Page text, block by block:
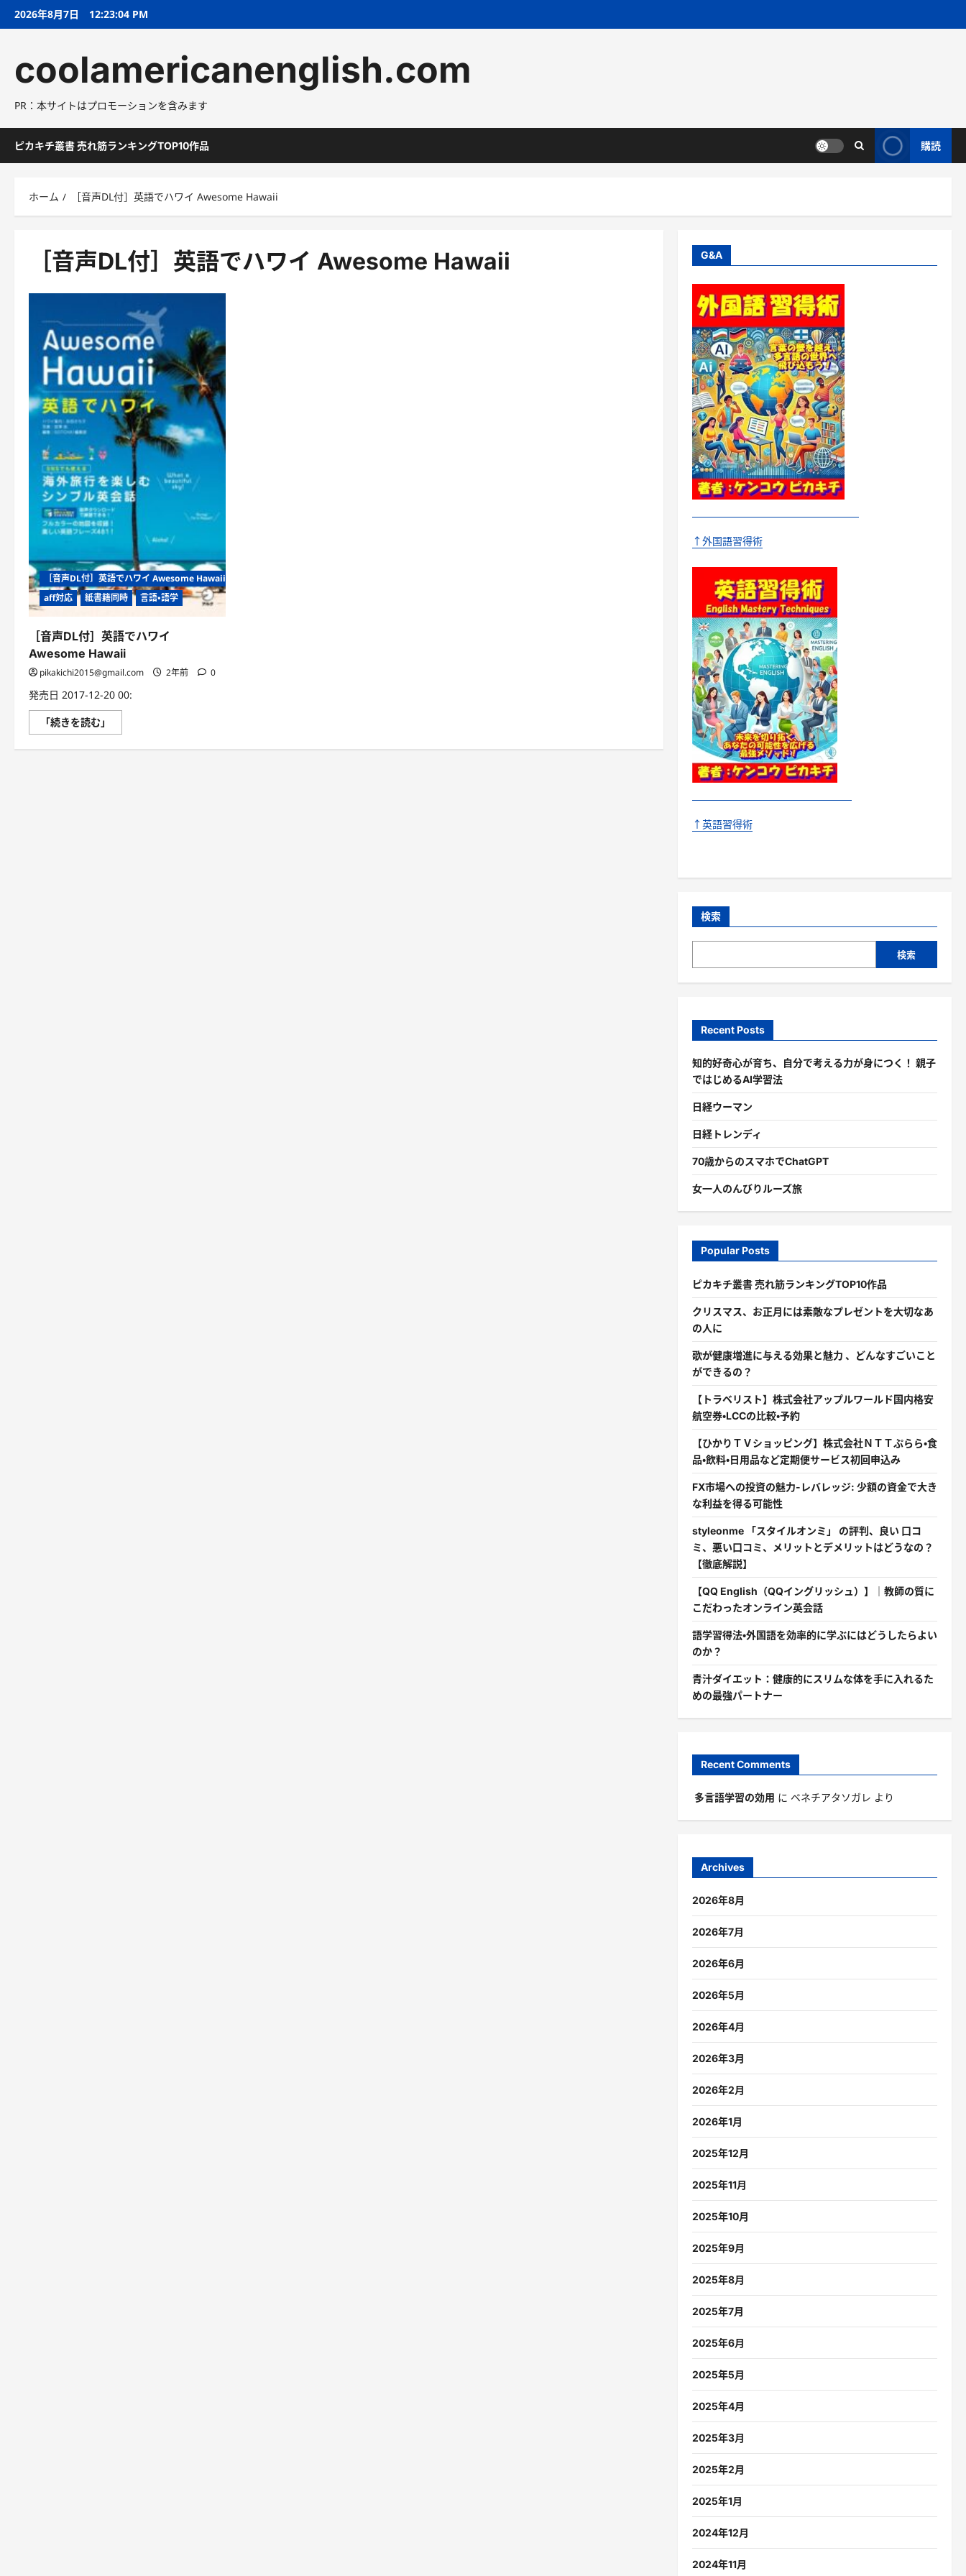
2026年8月7日 12:23:05 PM
coolamericanenglish.com
PR：本サイトはプロモーションを含みます
ピカキチ叢書 売れ筋ランキングTOP10作品 購読
ホーム ［音声DL付］英語でハワイ Awesome Hawaii
［音声DL付］英語でハワイ Awesome Hawaii
［音声DL付］英語でハワイ Awesome Hawaii
aff対応
紙書籍同時 言語・語学
［音声DL付］英語でハワイ
Awesome Hawaii
pikakichi2015@gmail.com 2年前 0
発売日 2017-12-20 00:
「続きを読む」
声
付］
G&A
↑外国語習得術
↑英語習得術
検索
検索
Recent Posts
知的好奇心が育ち、自分で考える力が身につく！ 親子
ではじめるAI学習法
日経ウーマン
日経トレンディ
70歳からのスマホでChatGPT
女一人のんびりルーズ旅
Popular Posts
ピカキチ叢書 売れ筋ランキングTOP10作品
クリスマス、お正月には素敵なプレゼントを大切なあ
の人に
歌が健康増進に与える効果と魅力 、どんなすごいこと
ができるの？
【トラベリスト】株式会社アップルワールド国内格安
航空券・LCCの比較・予約
【ひかりＴＶショッピング】株式会社ＮＴＴぷらら・食
品・飲料・日用品など定期便サービス初回申込み
FX市場への投資の魅力-レバレッジ: 少額の資金で大き
な利益を得る可能性
styleonme 「スタイルオンミ」 の評判、良い 口コ
ミ、悪い口コミ、メリットとデメリットはどうなの？
【徹底解説】
【QQ English（QQイングリッシュ）】｜教師の質に
こだわったオンライン英会話
語学習得法・外国語を効率的に学ぶにはどうしたらよい
のか？
青汁ダイエット：健康的にスリムな体を手に入れるた
めの最強パートナー
Recent Comments
多言語学習の効用 に ベネチアタソガレ より
Archives
2026年8月
2026年7月
2026年6月
2026年5月
2026年4月
2026年3月
2026年2月
2026年1月
2025年12月
2025年11月
2025年10月
2025年9月
2025年8月
2025年7月
2025年6月
2025年5月
2025年4月
2025年3月
2025年2月
2025年1月
2024年12月
2024年11月